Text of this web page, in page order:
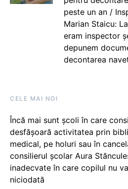
peste un an /
Marian Staicu:
eram inspector
depunem
decontarea
CELE MAI NOI
Încă mai sunt școli în care
desfășoară activitatea prin
medical, pe holuri sau în
consilierul școlar Aura
inadecvate în care copilul nu
niciodată